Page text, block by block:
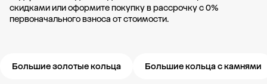
скидкамиили оформитепокупку в рассрочкус 0%
первоначального взноса от стоимости.
Большие золотые кольца Большие кольца с камнями